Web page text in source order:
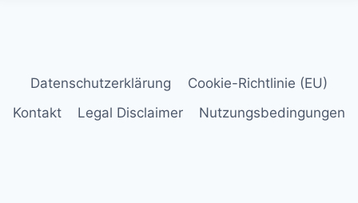
Datenschutzerklärung
Cookie-Richtlinie (EU)
Kontakt
Legal Disclaimer Nutzungsbedingungen